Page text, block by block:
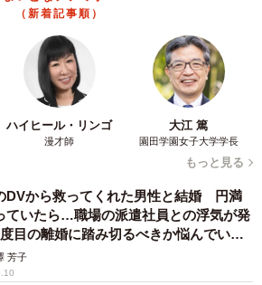
（新着記事順）
ハイヒール・リンゴ
漫才師
大江 篤
園田学園女子大学学長
もっと見る
DVから救ってくれた男性と結婚 円満
ていたら…職場の派遣社員との浮気が発
目の離婚に踏み切るべきか悩んでいま
婦関係修復カウンセラーが解説】
芳子